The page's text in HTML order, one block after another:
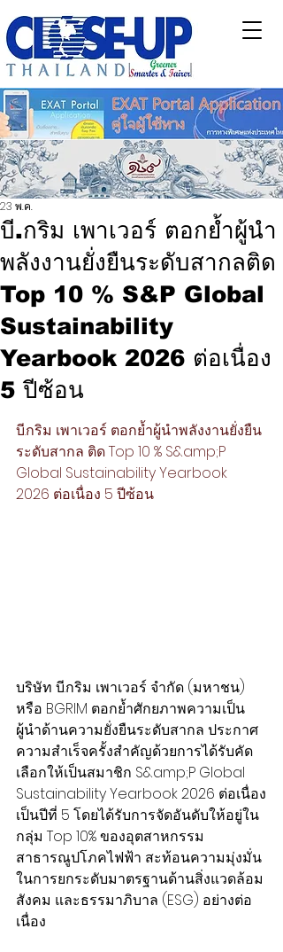
บี.กริม เพาเวอร์ ตอกย้ำผู้นำ
พลังงานยั่งยืนระดับสากลติด
Top 10 % S&P Global
Sustainability
Yearbook 2026 ต่อเนื่อง
5 ปีซ้อน
23 พ.ค.
บี.กริม เพาเวอร์ ตอกย้ำผู้นำพลังงานยั่งยืน
ระดับสากล ติด Top 10 % S&amp;P
Global Sustainability Yearbook
2026 ต่อเนื่อง 5 ปีซ้อน
บริษัท บี.กริม เพาเวอร์ จำกัด (มหาชน)
หรือ BGRIM ตอกย้ำศักยภาพความเป็น
ผู้นำด้านความยั่งยืนระดับสากล ประกาศ
ความสำเร็จครั้งสำคัญด้วยการได้รับคัด
เลือกให้เป็นสมาชิก S&amp;P Global
Sustainability Yearbook 2026 ต่อเนื่อง
เป็นปีที่ 5 โดยได้รับการจัดอันดับให้อยู่ใน
กลุ่ม Top 10% ของอุตสาหกรรม
สาธารณูปโภคไฟฟ้า สะท้อนความมุ่งมั่น
ในการยกระดับมาตรฐานด้านสิ่งแวดล้อม
สังคม และธรรมาภิบาล (ESG) อย่างต่อ
เนื่อง